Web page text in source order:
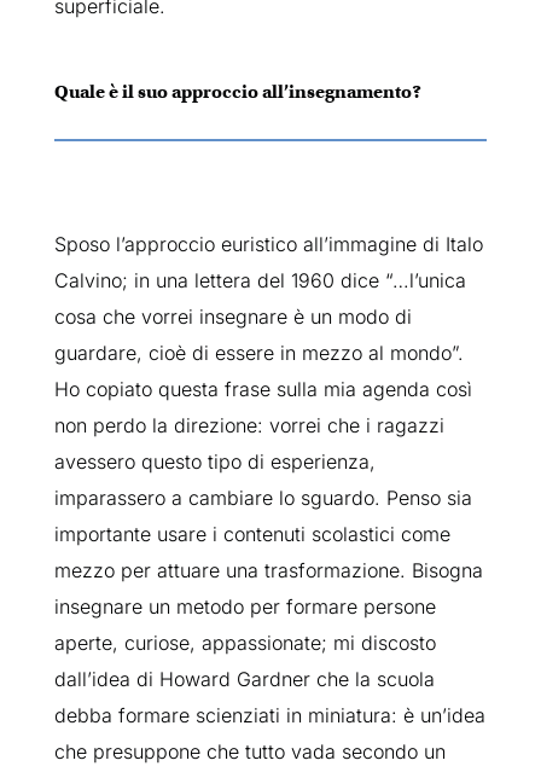
superficiale.
Quale è il suo approccio all’insegnamento?
Sposo l’approccio euristico all’immagine di Italo
Calvino; in una lettera del 1960 dice “…l’unica
cosa che vorrei insegnare è un modo di
guardare, cioè di essere in mezzo al mondo”.
Ho copiato questa frase sulla mia agenda così
non perdo la direzione: vorrei che i ragazzi
avessero questo tipo di esperienza,
imparassero a cambiare lo sguardo. Penso sia
importante usare i contenuti scolastici come
mezzo per attuare una trasformazione. Bisogna
insegnare un metodo per formare persone
aperte, curiose, appassionate; mi discosto
dall’idea di Howard Gardner che la scuola
debba formare scienziati in miniatura: è un’idea
che presuppone che tutto vada secondo un